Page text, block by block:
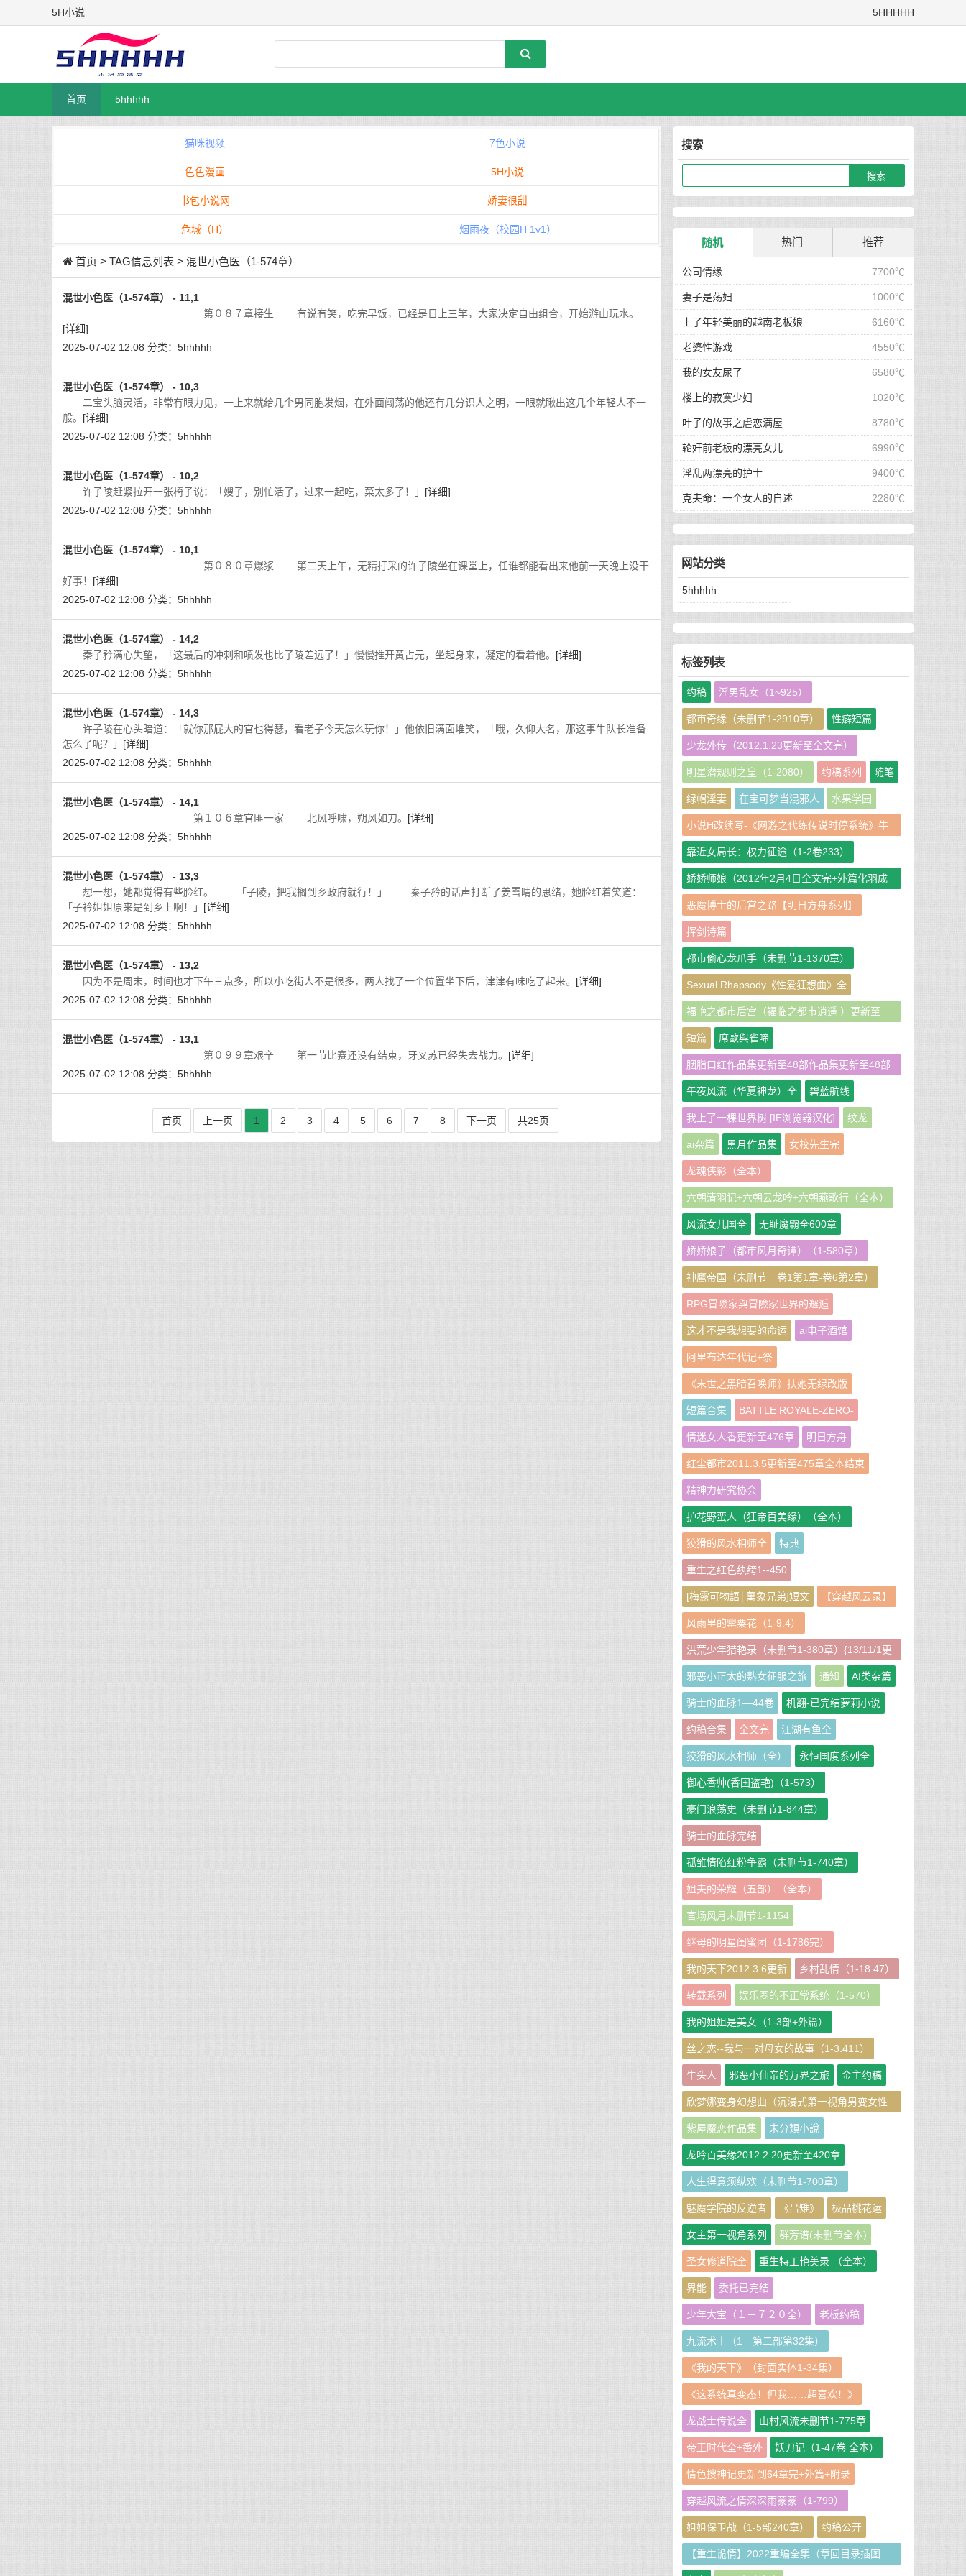
5H小说 5HHHHH
首页 5hhhhh
猫咪视频 7色小说
色色漫画 5H小说
书包小说网 娇妻很甜
危城（H） 烟雨夜（校园H 1v1）
首页 > TAG信息列表 > 混世小色医（1-574章）
混世小色医（1-574章） - 11,1
第０８７章接生 有说有笑，吃完早饭，已经是日上三竿，大家决定自由组合，开始游山玩水。
[详细]
2025-07-02 12:08 分类： 5hhhhh
混世小色医（1-574章） - 10,3
二宝头脑灵活，非常有眼力见，一上来就给几个男同胞发烟，在外面闯荡的他还有几分识人之明，一眼就瞅出这几个年轻人不一
般。 [详细]
2025-07-02 12:08 分类： 5hhhhh
混世小色医（1-574章） - 10,2
许子陵赶紧拉开一张椅子说：「嫂子，别忙活了，过来一起吃，菜太多了！」 [详细]
2025-07-02 12:08 分类： 5hhhhh
混世小色医（1-574章） - 10,1
第０８０章爆浆 第二天上午，无精打采的许子陵坐在课堂上，任谁都能看出来他前一天晚上没干
好事！ [详细]
2025-07-02 12:08 分类： 5hhhhh
混世小色医（1-574章） - 14,2
秦子矜满心失望，「这最后的冲刺和喷发也比子陵差远了！」慢慢推开黄占元，坐起身来，凝定的看着他。 [详细]
2025-07-02 12:08 分类： 5hhhhh
混世小色医（1-574章） - 14,3
许子陵在心头暗道：「就你那屁大的官也得瑟，看老子今天怎么玩你！」他依旧满面堆笑，「哦，久仰大名，那这事牛队长准备
怎么了呢？」 [详细]
2025-07-02 12:08 分类： 5hhhhh
混世小色医（1-574章） - 14,1
第１０６章官匪一家 北风呼啸，朔风如刀。 [详细]
2025-07-02 12:08 分类： 5hhhhh
混世小色医（1-574章） - 13,3
想一想，她都觉得有些脸红。 「子陵，把我搁到乡政府就行！」 秦子矜的话声打断了姜雪晴的思绪，她脸红着笑道：
「子衿姐姐原来是到乡上啊！」 [详细]
2025-07-02 12:08 分类： 5hhhhh
混世小色医（1-574章） - 13,2
因为不是周末，时间也才下午三点多，所以小吃街人不是很多，两人找了一个位置坐下后，津津有味吃了起来。 [详细]
2025-07-02 12:08 分类： 5hhhhh
混世小色医（1-574章） - 13,1
第０９９章艰辛 第一节比赛还没有结束，牙叉苏已经失去战力。 [详细]
2025-07-02 12:08 分类： 5hhhhh
首页 上一页 1 2 3 4 5 6 7 8 下一页 共25页
搜索
随机 热门 推荐
7700℃
公司情缘
1000℃
妻子是荡妇
6160℃
上了年轻美丽的越南老板娘
4550℃
老婆性游戏
6580℃
我的女友尿了
1020℃
楼上的寂寞少妇
8780℃
叶子的故事之虐恋满屋
6990℃
轮奸前老板的漂亮女儿
9400℃
淫乱两漂亮的护士
2280℃
克夫命：一个女人的自述
网站分类
5hhhhh
标签列表
约稿 淫男乱女（1~925）
都市奇缘（未删节1-2910章） 性癖短篇
少龙外传（2012.1.23更新至全文完）
明星潜规则之皇（1-2080） 约稿系列 随笔
绿帽淫妻 在宝可梦当混邪人 水果学园
小说H改续写-《网游之代练传说时停系统》牛
牛娘二改GHS版
靠近女局长：权力征途（1-2卷233）
娇娇师娘（2012年2月4日全文完+外篇化羽成
仙篇240章）
恶魔博士的后宫之路【明日方舟系列】
挥剑诗篇
都市偷心龙爪手（未删节1-1370章）
Sexual Rhapsody《性爱狂想曲》全
福艳之都市后宫（福临之都市逍遥 ）更新至
951章
短篇 席歐與雀啼
胭脂口红作品集更新至48部作品集更新至48部
作者：胭脂口红
午夜风流（华夏神龙）全 碧蓝航线
我上了一棵世界树 [IE浏览器汉化] 纹龙
ai杂篇 黑月作品集 女校先生完
龙魂侠影（全本）
六朝清羽记+六朝云龙吟+六朝燕歌行（全本）
风流女儿国全 无耻魔霸全600章
娇娇娘子（都市风月奇谭）（1-580章）
神鹰帝国（未删节 卷1第1章-卷6第2章）
RPG冒險家與冒險家世界的邂逅
这才不是我想要的命运 ai电子酒馆
阿里布达年代记+祭
《末世之黑暗召唤师》扶她无绿改版
短篇合集 BATTLE ROYALE-ZERO-
情迷女人香更新至476章 明日方舟
红尘都市2011.3.5更新至475章全本结束
精神力研究协会
护花野蛮人（狂帝百美缘）（全本）
狡猾的风水相师全 特典
重生之红色纨绔1--450
[梅露可物語│萬象兄弟]短文 【穿越风云录】
风雨里的罂粟花（1-9.4）
洪荒少年猎艳录（未删节1-380章）{13/11/1更
新}
邪恶小正太的熟女征服之旅 通知 AI类杂篇
骑士的血脉1—44卷 机翻-已完结萝莉小说
约稿合集 全文完 江湖有鱼全
狡猾的风水相师（全） 永恒国度系列全
御心香帅(香国盗艳)（1-573）
豪门浪荡史（未删节1-844章）
骑士的血脉完结
孤雏情陷红粉争霸（未删节1-740章）
姐夫的荣耀（五部）（全本）
官场风月未删节1-1154
继母的明星闺蜜团（1-1786完）
我的天下2012.3.6更新 乡村乱情（1-18.47）
转载系列 娱乐圈的不正常系统（1-570）
我的姐姐是美女（1-3部+外篇）
丝之恋--我与一对母女的故事（1-3.411）
牛头人 邪恶小仙帝的万界之旅 金主约稿
欣梦娜变身幻想曲（沉浸式第一视角男变女性
转短篇小说集）
紫屋魔恋作品集 未分類小說
龙吟百美缘2012.2.20更新至420章
人生得意须纵欢（未删节1-700章）
魅魔学院的反逆者 《吕雉》 极品桃花运
女主第一视角系列 群芳谱(未删节全本)
圣女修道院全 重生特工艳美录 （全本）
界能 委托已完结
少年大宝（１－７２０全） 老板约稿
九流术士（1—第二部第32集）
《我的天下》（封面实体1-34集）
《这系统真变态！但我……超喜欢！》
龙战士传说全 山村风流未删节1-775章
帝王时代全+番外 妖刀记（1-47卷 全本）
情色搜神记更新到64章完+外篇+附录
穿越风流之情深深雨蒙蒙（1-799）
姐姐保卫战（1-5部240章） 约稿公开
【重生诡情】2022重编全集（章回目录插图